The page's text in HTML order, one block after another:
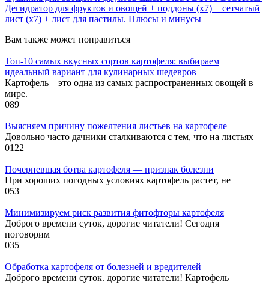
Дегидратор для фруктов и овощей + поддоны (х7) + сетчатый
лист (х7) + лист для пастилы. Плюсы и минусы
Вам также может понравиться
Топ-10 самых вкусных сортов картофеля: выбираем
идеальный вариант для кулинарных шедевров
Картофель – это одна из самых распространенных овощей в
мире.
089
Выясняем причину пожелтения листьев на картофеле
Довольно часто дачники сталкиваются с тем, что на листьях
0122
Почерневшая ботва картофеля — признак болезни
При хороших погодных условиях картофель растет, не
053
Минимизируем риск развития фитофторы картофеля
Доброго времени суток, дорогие читатели! Сегодня
поговорим
035
Обработка картофеля от болезней и вредителей
Доброго времени суток. дорогие читатели! Картофель